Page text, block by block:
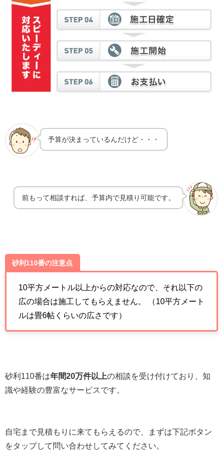
予算が決まっているんだけど・・・
前もって相談すれば、予算内で見積り可能です。
砂利110番の注意点
10平方メートル以上からの対応なので、それ以下の
広の場合は施工してもらえません。 （10平方メート
ルは畳6帖くらいの広さです）
砂利110番は年間20万件以上の相談を受け付けており、知
識や経験の豊富なサービスです。
自宅まで見積もりに来てもらえるので、まずは下記ボタン
をタップして問い合わせしてみてください。